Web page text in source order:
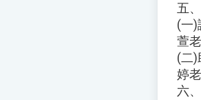
五
(一)
萱
(二)
婷
六